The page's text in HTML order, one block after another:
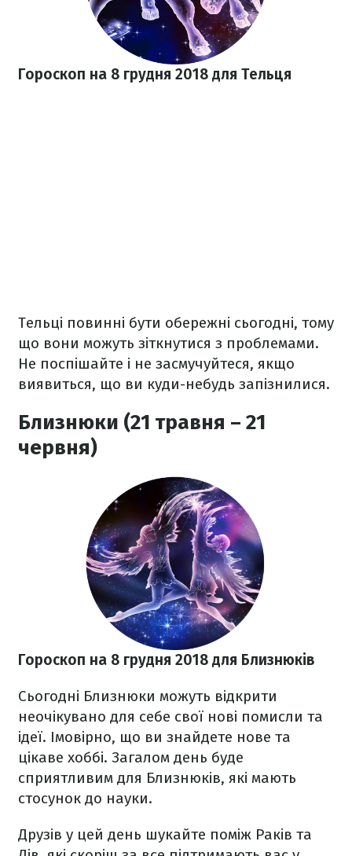
Гороскоп на 8 грудня 2018 для Тельця
Тельці повинні бути обережні сьогодні, тому
що вони можуть зіткнутися з проблемами.
Не поспішайте і не засмучуйтеся, якщо
виявиться, що ви куди-небудь запізнилися.
Близнюки (21 травня – 21
червня)
Гороскоп на 8 грудня 2018 для Близнюків
Сьогодні Близнюки можуть відкрити
неочікувано для себе свої нові помисли та
ідеї. Імовірно, що ви знайдете нове та
цікаве хоббі. Загалом день буде
сприятливим для Близнюків, які мають
стосунок до науки.
Друзів у цей день шукайте поміж Раків та